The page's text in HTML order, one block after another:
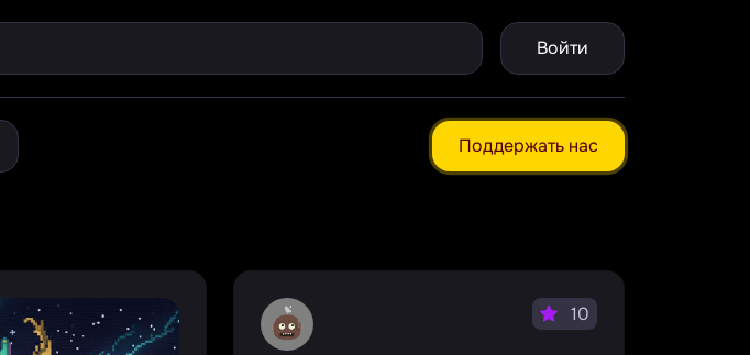
Войти
Поддержать нас
10